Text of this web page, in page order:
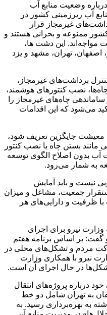
وضعیت منابع آب
آب زیرزمینی کشور در
غیرمجاز قرار
بیش از ۴۰۰ دشت کشور ممنوعه و بحرانی هستند و
مواجه‌اند. این دشت ها،
تهران، مشهد و یزد
برداشت‌های غیرمجاز،
نصب کنتورهای هوشمند،
چاه‌های غیرمجاز را
می‌شود که این اقدامات
معیشت جایگزین تعریف شود،
مانند بستن چاه یا نصب کنتور
بدون اصلاح الگوی توسعه
به شمار می‌رود.
نیست و باید آمایش
جمعیت، مشاغل و میزان
با ظرفیت و دارایی‌های هر
نیرو برای اجرای
بر اساس برنامه هفتم
مردم و تشکل‌های محلی در
نیرو با همکاری وزارت
در حال اجرای آن است.
درباره پروژه‌های انتقال
به تهران شامل دو خط
به بهره‌برداری رسید. به